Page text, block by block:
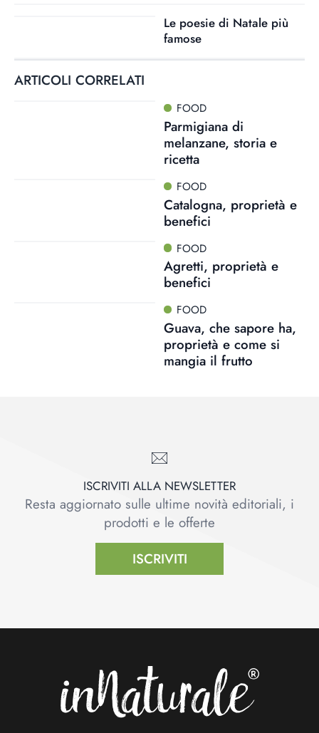
Le poesie di Natale più
famose
ARTICOLI CORRELATI
FOOD
Parmigiana di
melanzane, storia e
ricetta
FOOD
Catalogna, proprietà e
benefici
FOOD
Agretti, proprietà e
benefici
FOOD
Guava, che sapore ha,
proprietà e come si
mangia il frutto
ISCRIVITI ALLA NEWSLETTER
Resta aggiornato sulle ultime novità editoriali, i
prodotti e le offerte
ISCRIVITI